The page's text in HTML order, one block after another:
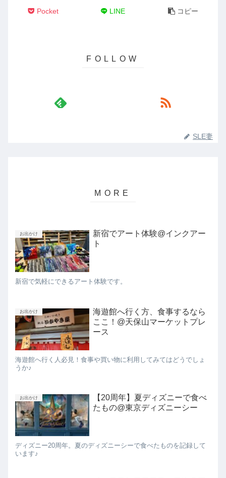
Pocket LINE コピー
SLE妻
お出かけ
新宿でアート体験@インクアー
ト
新宿で気軽にできるアート体験です。
お出かけ
海遊館へ行く方、食事するなら
ここ！@天保山マーケットプレ
ース
海遊館へ行く人必見！食事や買い物に利用してみてはどうでしょ
うか♪
お出かけ
【20周年】夏ディズニーで食べ
たもの@東京ディズニーシー
ディズニー20周年。夏のディズニーシーで食べたものを記録して
います♪